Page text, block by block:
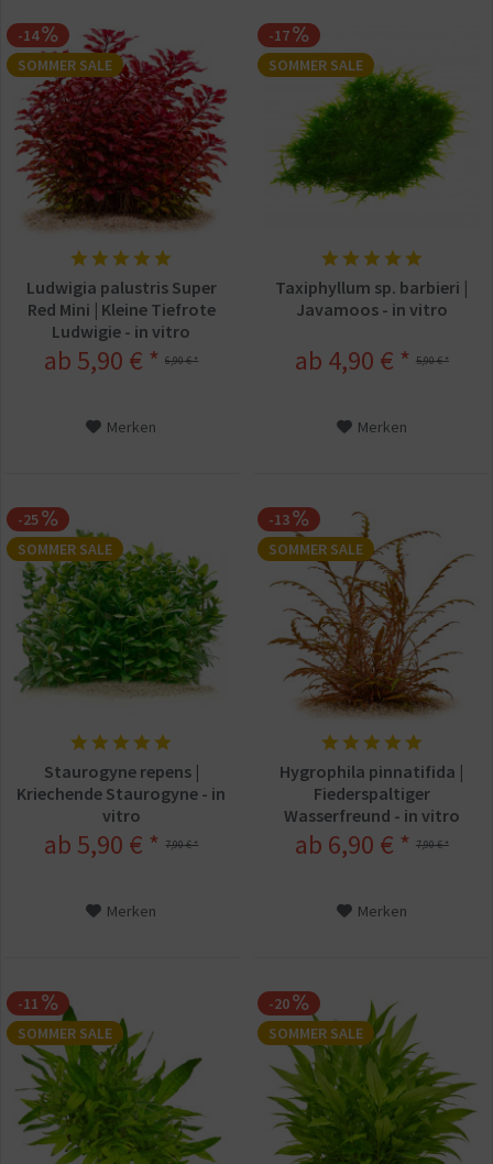
-14
SOMMER SALE
Ludwigia palustris Super
Red Mini | Kleine Tiefrote
Ludwigie - in vitro
6,90 € *
ab 5,90 € *
Merken
-17
SOMMER SALE
Taxiphyllum sp. barbieri |
Javamoos - in vitro
5,90 € *
ab 4,90 € *
Merken
-25
SOMMER SALE
Staurogyne repens |
Kriechende Staurogyne - in
vitro
7,90 € *
ab 5,90 € *
Merken
-13
SOMMER SALE
Hygrophila pinnatifida |
Fiederspaltiger
Wasserfreund - in vitro
7,90 € *
ab 6,90 € *
Merken
-11
SOMMER SALE
-20
SOMMER SALE